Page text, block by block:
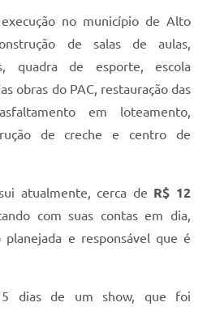
no município de Alto
de salas de aulas,
quadra de esporte, escola
obras do PAC, restauração das
em loteamento,
de creche e centro de
atualmente, cerca de R$ 12
com suas contas em dia,
e responsável que é
5 dias de um show, que foi